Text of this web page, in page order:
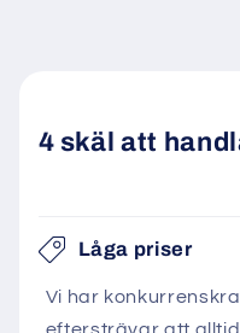
4 skäl att
Låga priser
Vi har